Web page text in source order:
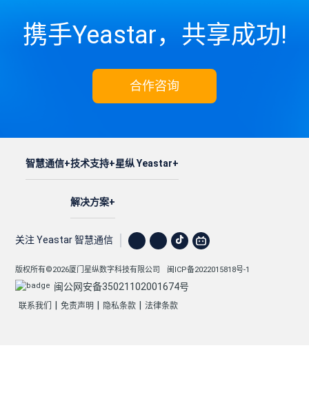
携手Yeastar，共享成功!
合作咨询
智慧通信 技术支持
解决方案
星纵 Yeastar
关注 Yeastar 智慧通信
版权所有©2026厦门星纵数字科技有限公司 闽ICP备2022015818号-1
闽公网安备35021102001674号
联系我们 免责声明 隐私条款 法律条款